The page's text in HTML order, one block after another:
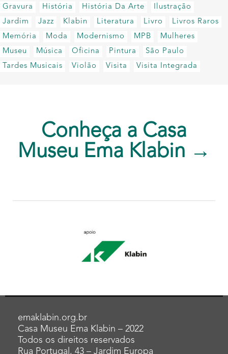
Gravura
História História Da Arte
Ilustração
Jardim
Jazz Klabin Literatura Livro
Livros Raros
Memória
Moda Modernismo MPB
Mulheres
Museu
Música Oficina Pintura
São Paulo
Tardes Musicais
Violão Visita Visita Integrada
Conheça a Casa
Museu Ema Klabin →
emaklabin.org.br
Casa Museu Ema Klabin – 2022
Todos os direitos reservados
Rua Portugal, 43 – Jardim Europa